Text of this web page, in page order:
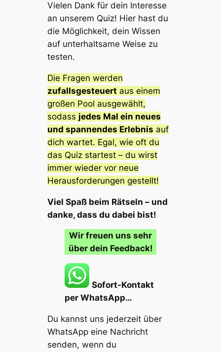
Vielen Dank für dein Interesse
an unserem Quiz! Hier hast du
die Möglichkeit, dein Wissen
auf unterhaltsame Weise zu
testen.
Die Fragen werden
zufallsgesteuert aus einem
großen Pool ausgewählt,
sodass jedes Mal ein neues
und spannendes Erlebnis auf
dich wartet. Egal, wie oft du
das Quiz startest – du wirst
immer wieder vor neue
Herausforderungen gestellt!
Viel Spaß beim Rätseln – und
danke, dass du dabei bist!
Wir freuen uns sehr
über dein Feedback!
Sofort-Kontakt
per WhatsApp…
Du kannst uns jederzeit über
WhatsApp eine Nachricht
senden, wenn du